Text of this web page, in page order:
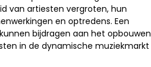
van artiesten vergroten, hun
en optredens. Een
bijdragen aan het opbouwen
in de dynamische muziekmarkt